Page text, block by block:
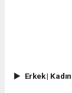
Erkek| Kadın